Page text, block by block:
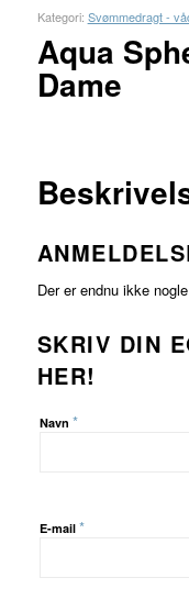
Kategori: Svømmedragt -
Aqua
Dame
Der er endnu ikke
SKRIV DIN
HER!
Navn *
E-mail *